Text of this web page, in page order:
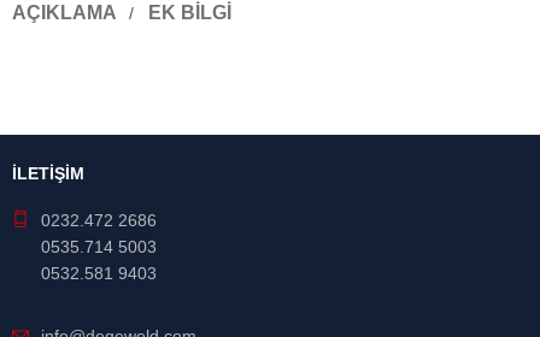
AÇIKLAMA EK BILGI
İLETİŞİM
0232.472 2686
0535.714 5003
0532.581 9403